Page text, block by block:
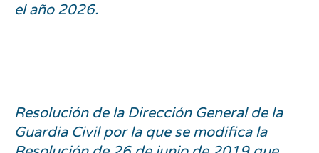
el año 2026.
Resolución de la Dirección General de la
Guardia Civil por la que se modifica la